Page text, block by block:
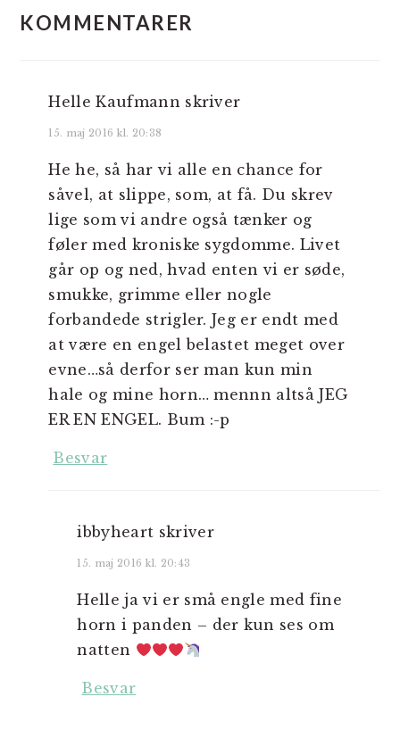
KOMMENTARER
Helle Kaufmann skriver
15. maj 2016 kl. 20:38
He he, så har vi alle en chance for
såvel, at slippe, som, at få. Du skrev
lige som vi andre også tænker og
føler med kroniske sygdomme. Livet
går op og ned, hvad enten vi er søde,
smukke, grimme eller nogle
forbandede strigler. Jeg er endt med
at være en engel belastet meget over
evne…så derfor ser man kun min
hale og mine horn… mennn altså JEG
ER EN ENGEL. Bum :-p
Besvar
ibbyheart skriver
15. maj 2016 kl. 20:43
Helle ja vi er små engle med fine
horn i panden – der kun ses om
natten
Besvar